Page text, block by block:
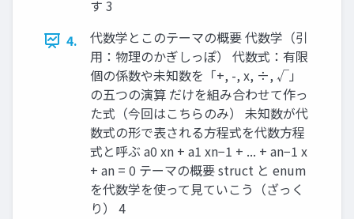
す 3
4.
代数学とこのテーマの概要 代数学（引
⽤：物理のかぎしっぽ） 代数式：有限
個の係数や未知数を「+, -, x, ÷, √」
の五つの演算 だけを組み合わせて作っ
た式（今回はこちらのみ） 未知数が代
数式の形で表される⽅程式を代数⽅程
式と呼ぶ a0 xn + a1 xn−1 + ... + an−1 x
+ an = 0 テーマの概要 struct と enum
を代数学を使って⾒ていこう（ざっく
り） 4